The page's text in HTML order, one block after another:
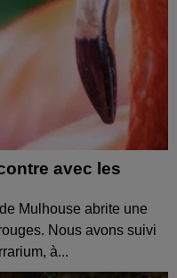
avec les
Mulhouse abrite une
Nous avons suivi
à...